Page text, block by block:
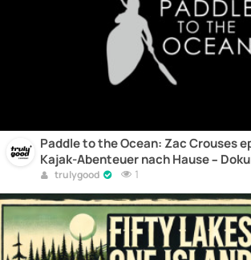
Paddle to the Ocean: Zac Crouses
Kajak-Abenteuer nach Hause –
komplett online
trulygood 1